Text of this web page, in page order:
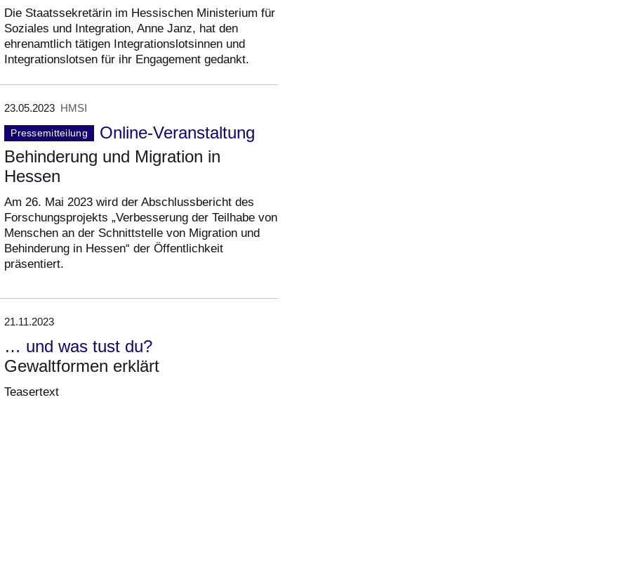
Die Staatssekretärin im Hessischen Ministerium für
Soziales und Integration, Anne Janz, hat den
ehrenamtlich tätigen Integrationslotsinnen und
Integrationslotsen für ihr Engagement gedankt.
23.05.2023 HMSI
Pressemitteilung
Online-Veranstaltung
Behinderung und Migration in
Hessen
Am 26. Mai 2023 wird der Abschlussbericht des
Forschungsprojekts „Verbesserung der Teilhabe von
Menschen an der Schnittstelle von Migration und
Behinderung in Hessen“ der Öffentlichkeit
präsentiert.
21.11.2023
… und was tust du?
Gewaltformen erklärt
Teasertext